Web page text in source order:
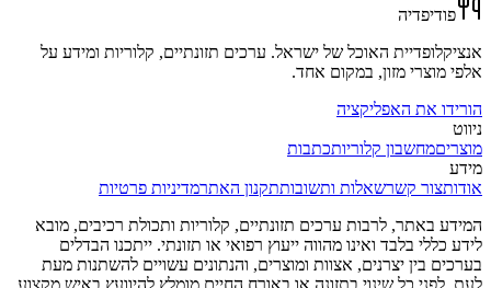
פודיפדיה
אנציקלופדיית האוכל של ישראל. ערכים תזונתיים, קלוריות ומידע על
אלפי מוצרי מזון, במקום אחד.
הורידו את האפליקציה
ניווט
מוצריםמחשבון קלוריותכתבות
מידע
אודותצור קשרשאלות ותשובותתקנון האתרמדיניות פרטיות
המידע באתר, לרבות ערכים תזונתיים, קלוריות ותכולת רכיבים, מובא
לידע כללי בלבד ואינו מהווה ייעוץ רפואי או תזונתי. ייתכנו הבדלים
בערכים בין יצרנים, אצוות ומוצרים, והנתונים עשויים להשתנות מעת
לעת. לפני כל שינוי בתזונה או באורח החיים מומלץ להיוועץ באיש מקצוע